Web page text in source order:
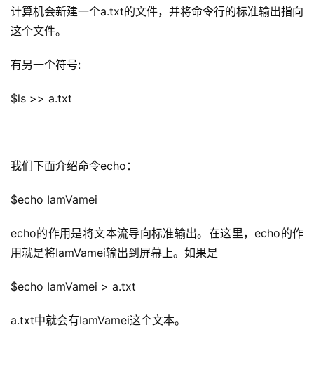
计算机会新建一个a.txt的文件，并将命令行的标准输出指向
这个文件。
有另一个符号:
$ls >> a.txt
我们下面介绍命令echo：
$echo IamVamei
echo的作用是将文本流导向标准输出。在这里，echo的作
用就是将IamVamei输出到屏幕上。如果是
$echo IamVamei > a.txt
a.txt中就会有IamVamei这个文本。